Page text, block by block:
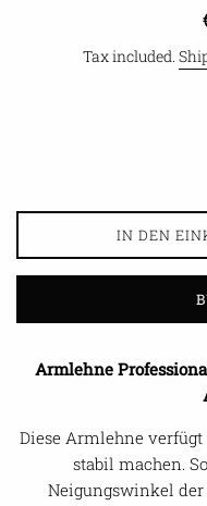
Tax included.
IN DEN
Armlehne
Diese Armlehne verfügt
stabil machen.
Neigungswinkel